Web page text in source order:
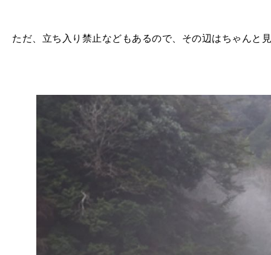
ただ、立ち入り禁止などもあるので、その辺はちゃんと